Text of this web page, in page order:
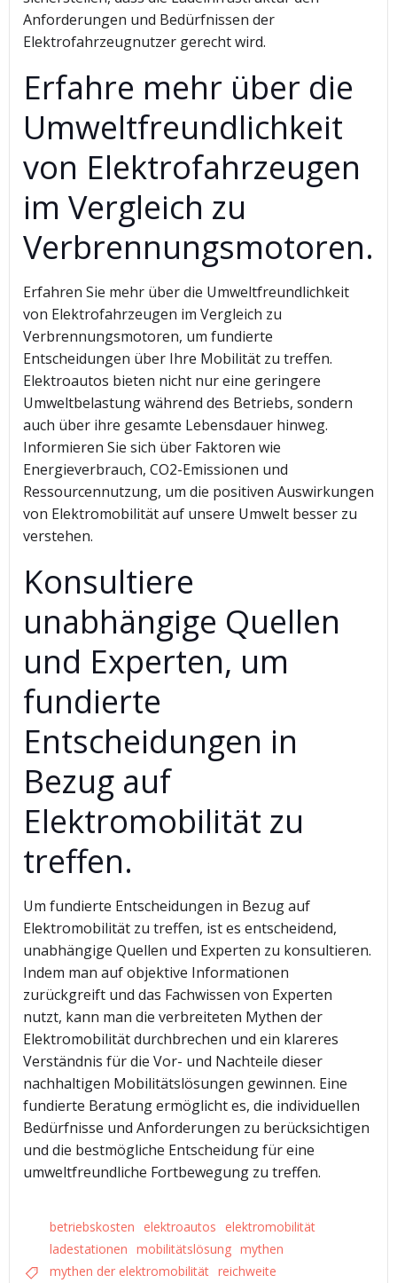
Anforderungen und Bedürfnissen der
Elektrofahrzeugnutzer gerecht wird.
Erfahre mehr über die
Umweltfreundlichkeit
von Elektrofahrzeugen
im Vergleich zu
Verbrennungsmotoren.
Erfahren Sie mehr über die Umweltfreundlichkeit
von Elektrofahrzeugen im Vergleich zu
Verbrennungsmotoren, um fundierte
Entscheidungen über Ihre Mobilität zu treffen.
Elektroautos bieten nicht nur eine geringere
Umweltbelastung während des Betriebs, sondern
auch über ihre gesamte Lebensdauer hinweg.
Informieren Sie sich über Faktoren wie
Energieverbrauch, CO2-Emissionen und
Ressourcennutzung, um die positiven Auswirkungen
von Elektromobilität auf unsere Umwelt besser zu
verstehen.
Konsultiere
unabhängige Quellen
und Experten, um
fundierte
Entscheidungen in
Bezug auf
Elektromobilität zu
treffen.
Um fundierte Entscheidungen in Bezug auf
Elektromobilität zu treffen, ist es entscheidend,
unabhängige Quellen und Experten zu konsultieren.
Indem man auf objektive Informationen
zurückgreift und das Fachwissen von Experten
nutzt, kann man die verbreiteten Mythen der
Elektromobilität durchbrechen und ein klareres
Verständnis für die Vor- und Nachteile dieser
nachhaltigen Mobilitätslösungen gewinnen. Eine
fundierte Beratung ermöglicht es, die individuellen
Bedürfnisse und Anforderungen zu berücksichtigen
und die bestmögliche Entscheidung für eine
umweltfreundliche Fortbewegung zu treffen.
betriebskosten elektroautos
elektromobilität
ladestationen mobilitätslösung mythen
mythen der elektromobilität reichweite